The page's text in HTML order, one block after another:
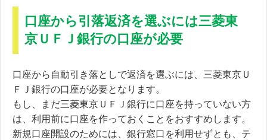
口座から引落返済を選ぶには三菱東
京ＵＦＪ銀行の口座が必要
口座から自動引き落としで返済を選ぶには、三菱東京Ｕ
ＦＪ銀行の口座が必要となります。
もし、まだ三菱東京ＵＦＪ銀行に口座を持っていない方
は、利用前に口座を作っておくことをおすすめします。
新規口座開設のためには、銀行窓口を利用せずとも、 テ